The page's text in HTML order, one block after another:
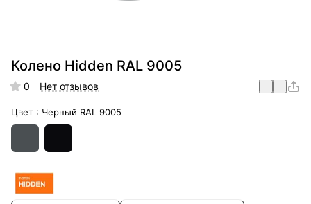
Колено Hidden RAL 9005
0 Нет отзывов
Цвет : Черный RAL 9005